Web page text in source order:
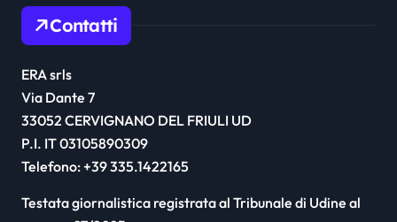
Contatti
ERA srls
Via Dante 7
33052 CERVIGNANO DEL FRIULI UD
P.I. IT 03105890309
Telefono: +39 335.1422165
Testata giornalistica registrata al Tribunale di Udine al